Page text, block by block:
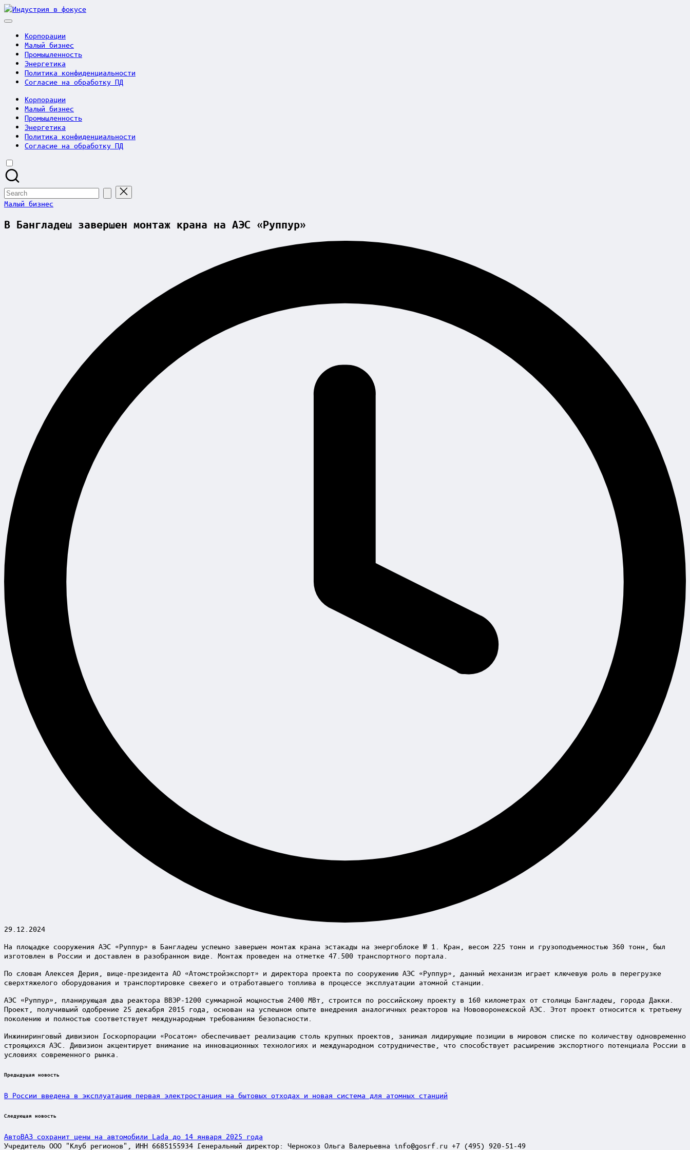
Skip
to
Индустрия
Корпорации
Малый бизнес
Промышленность
Энергетика
Политика конфиденциальности
Согласие на обработку ПД
Корпорации
Малый бизнес
Промышленность
Энергетика
Политика конфиденциальности
Согласие на обработку ПД
Search
for:
Posted
Малый бизнес
В Бангладеш завершен монтаж крана на АЭС «Руппур»
29.12.2024
На площадке сооружения АЭС «Руппур» в Бангладеш успешно завершен монтаж крана эстакады на энергоблоке № 1. Кран, весом 225 тонн и грузоподъемностью 360 тонн, был
изготовлен в России и доставлен в разобранном виде. Монтаж проведен на отметке 47.500 транспортного портала.
По словам Алексея Дерия, вице-президента АО «Атомстройэкспорт» и директора проекта по сооружению АЭС «Руппур», данный механизм играет ключевую роль в перегрузке
сверхтяжелого оборудования и транспортировке свежего и отработавшего топлива в процессе эксплуатации атомной станции.
АЭС «Руппур», планирующая два реактора ВВЭР-1200 суммарной мощностью 2400 МВт, строится по российскому проекту в 160 километрах от столицы Бангладеш, города Дакки.
Проект, получивший одобрение 25 декабря 2015 года, основан на успешном опыте внедрения аналогичных реакторов на Нововоронежской АЭС. Этот проект относится к третьему
поколению и полностью соответствует международным требованиям безопасности.
Инжиниринговый дивизион Госкорпорации «Росатом» обеспечивает реализацию столь крупных проектов, занимая лидирующие позиции в мировом списке по количеству одновременно
строящихся АЭС. Дивизион акцентирует внимание на инновационных технологиях и международном сотрудничестве, что способствует расширению экспортного потенциала России в
условиях современного рынка.
Post
Предыдущая новость
В России введена в эксплуатацию первая электростанция на бытовых отходах и новая система для атомных станций
Следующая новость
АвтоВАЗ сохранит цены на автомобили Lada до 14 января 2025 года
Учредитель ООО "Клуб регионов", ИНН 6685155934 Генеральный директор: Чернокоз Ольга Валерьевна info@gosrf.ru +7 (495) 920-51-49